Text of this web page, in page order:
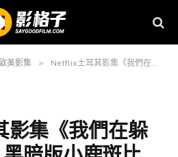
歐美影集 » Netflix土耳其影集《我們在躲誰？》評價：黑暗版小鹿斑比
集《我們在躲